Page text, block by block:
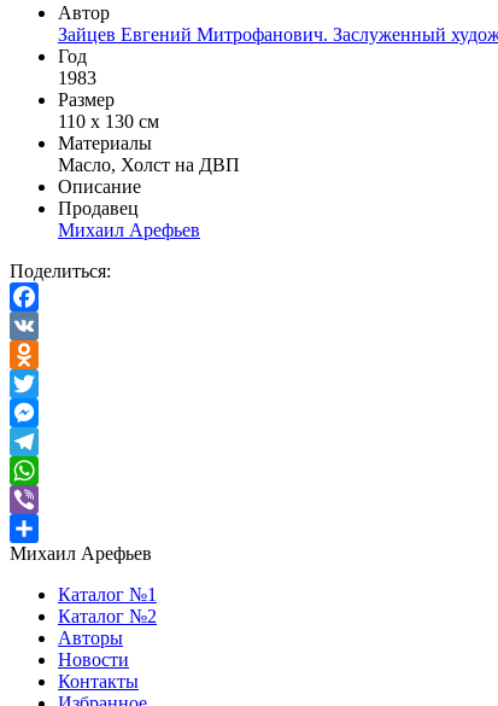
Автор
Зайцев Евгений Митрофанович. Заслуженный
Год
1983
Размер
110 х 130 см
Материалы
Масло, Холст на ДВП
Описание
Продавец
Михаил Арефьев
Поделиться:
Facebook
VK
Odnoklassniki
Twitter
Messenger
Telegram
WhatsApp
Viber
Отправить
Михаил Арефьев
Каталог №1
Каталог №2
Авторы
Новости
Контакты